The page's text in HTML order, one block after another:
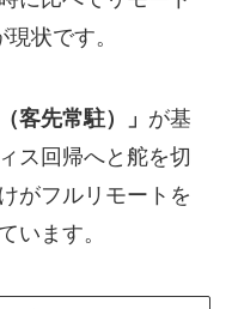
状です。
客先常駐）」 が基
ス回帰へと舵を切
がフルリモートを
います。